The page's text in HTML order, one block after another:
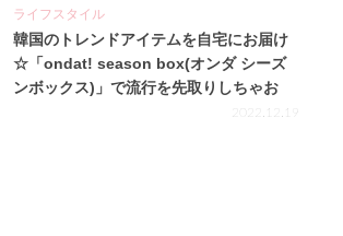
ライフスタイル
韓国のトレンドアイテムを自宅にお届け
☆「ondat! season box(オンダ シーズ
ンボックス)」で流行を先取りしちゃお
2022.12.19